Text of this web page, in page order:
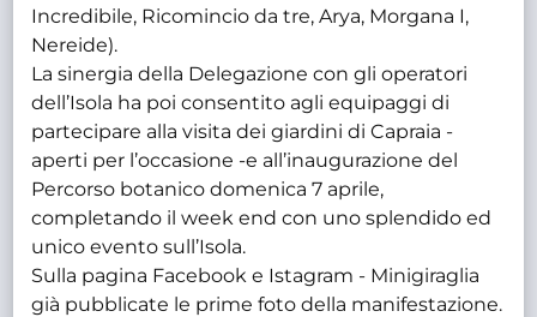
Incredibile, Ricomincio da tre, Arya, Morgana I,
Nereide).
La sinergia della Delegazione con gli operatori
dell’Isola ha poi consentito agli equipaggi di
partecipare alla visita dei giardini di Capraia -
aperti per l’occasione -e all’inaugurazione del
Percorso botanico domenica 7 aprile,
completando il week end con uno splendido ed
unico evento sull’Isola.
Sulla pagina Facebook e Istagram - Minigiraglia
già pubblicate le prime foto della manifestazione.